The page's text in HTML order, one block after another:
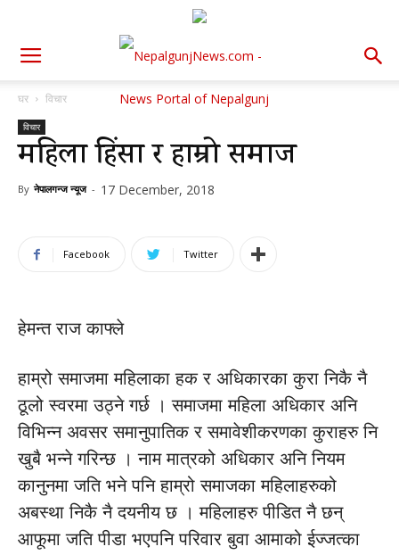
घर विचार
विचार
महिला हिंसा र हाम्रो समाज
By नेपालगन्ज न्यूज - 17 December, 2018
Facebook Twitter
हेमन्त राज काफ्ले
हाम्रो समाजमा महिलाका हक र अधिकारका कुरा निकै नै
ठूलो स्वरमा उठ्ने गर्छ । समाजमा महिला अधिकार अनि
विभिन्न अवसर समानुपातिक र समावेशीकरणका कुराहरु नि
खुबै भन्ने गरिन्छ । नाम मात्रको अधिकार अनि नियम
कानुनमा जति भने पनि हाम्रो समाजका महिलाहरुको
अबस्था निकै नै दयनीय छ । महिलाहरु पीडित नै छन्
आफूमा जति पीडा भएपनि परिवार बुवा आमाको ईज्जत्का